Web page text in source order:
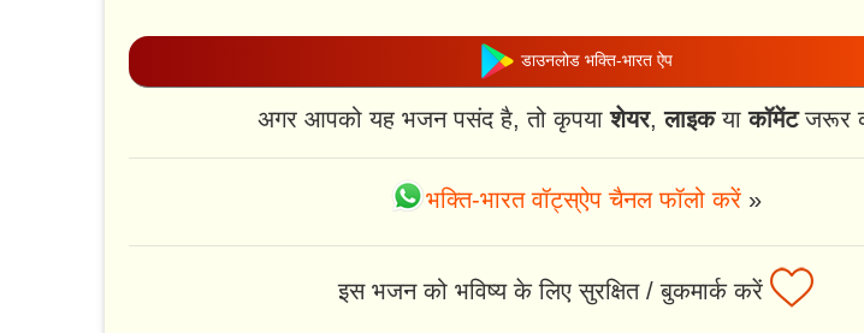
डाउनलोड भक्ति-भारत ऐप
अगर आपको यह भजन पसंद है, तो कृपयाशेयर,लाइकयाकॉमेंटजरूर
भक्ति-भारत वॉट्स्ऐप चैनल फॉलो करें »
इस भजन को भविष्य के लिए सुरक्षित / बुकमार्क करें